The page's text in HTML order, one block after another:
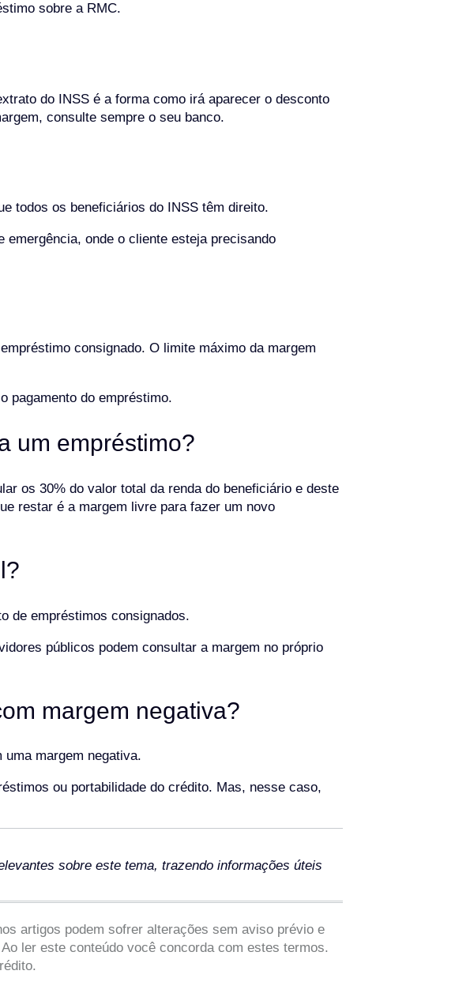
sobre a RMC.
do INSS é a forma como irá aparecer o desconto
consulte sempre o seu banco.
todos os beneficiários do INSS têm direito.
onde o cliente esteja precisando
consignado. O limite máximo da margem
pagamento do empréstimo.
um empréstimo?
os 30% do valor total da renda do beneficiário e deste
restar é a margem livre para fazer um novo
de empréstimos consignados.
públicos podem consultar a margem no próprio
margem negativa?
uma margem negativa.
ou portabilidade do crédito. Mas, nesse caso,
sobre este tema, trazendo informações úteis
artigos podem sofrer alterações sem aviso prévio e
ler este conteúdo você concorda com estes termos.